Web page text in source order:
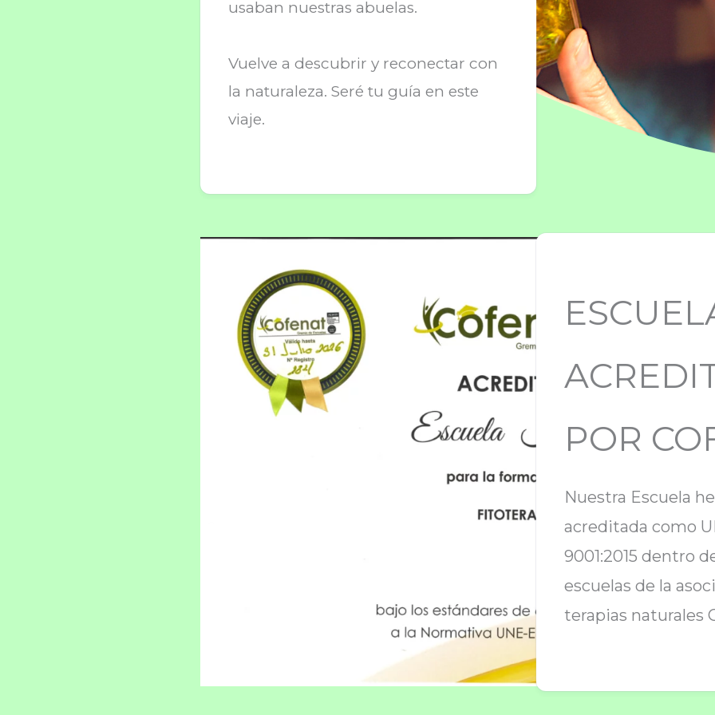
usaban nuestras abuelas.
Vuelve a descubrir y reconectar con
la naturaleza. Seré tu guía en este
viaje.
POR
Nuestra Escuela
acreditada como
9001:2015 dentro
escuelas de la
terapias naturales